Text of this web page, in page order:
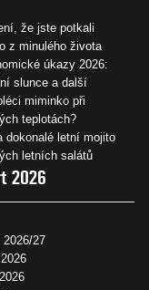
že jste potkali
z minulého života
úkazy 2026:
slunce a další
miminko při
teplotách?
dokonalé letní mojito
letních salátů
2026
2026/27